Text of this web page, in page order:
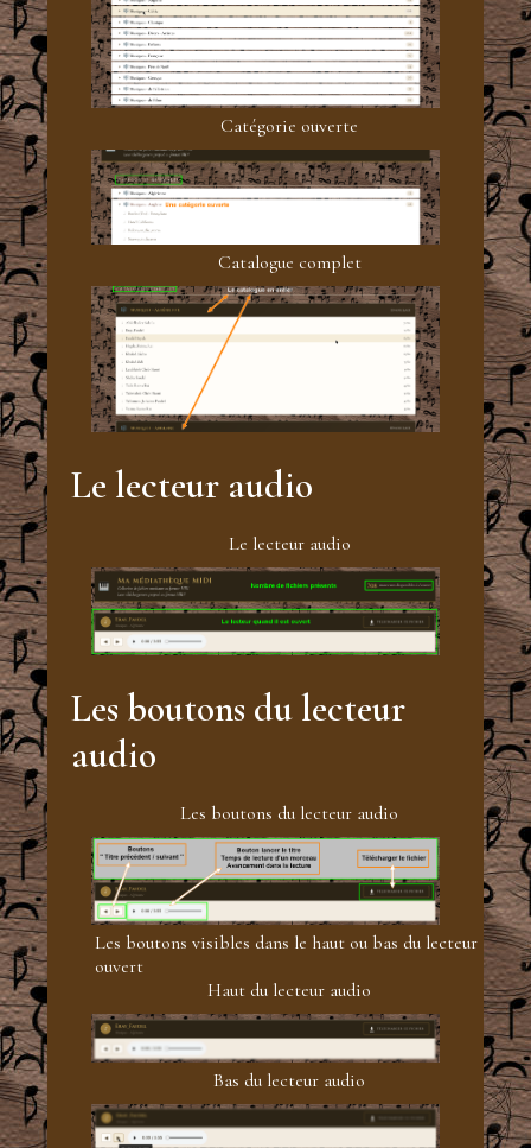
Catégorie ouverte
Catalogue complet
Le lecteur audio
Le lecteur audio
Les boutons du lecteur
audio
Les boutons du lecteur audio
Les boutons visibles dans le haut ou bas du lecteur
ouvert
Haut du lecteur audio
Bas du lecteur audio